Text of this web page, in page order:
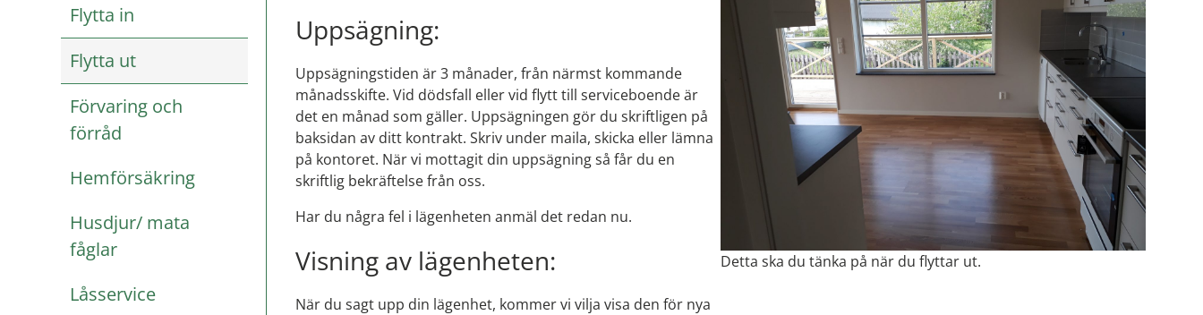
Flytta in
Flytta ut
Förvaring och
förråd
Hemförsäkring
Husdjur/ mata
fåglar
Låsservice
Uppsägning:
Uppsägningstiden är 3 månader, från närmst kommande
månadsskifte. Vid dödsfall eller vid flytt till serviceboende är
det en månad som gäller. Uppsägningen gör du skriftligen på
baksidan av ditt kontrakt. Skriv under maila, skicka eller lämna
på kontoret. När vi mottagit din uppsägning så får du en
skriftlig bekräftelse från oss.
Har du några fel i lägenheten anmäl det redan nu.
Visning av lägenheten:
När du sagt upp din lägenhet, kommer vi vilja visa den för nya
Detta ska du tänka på när du flyttar ut.